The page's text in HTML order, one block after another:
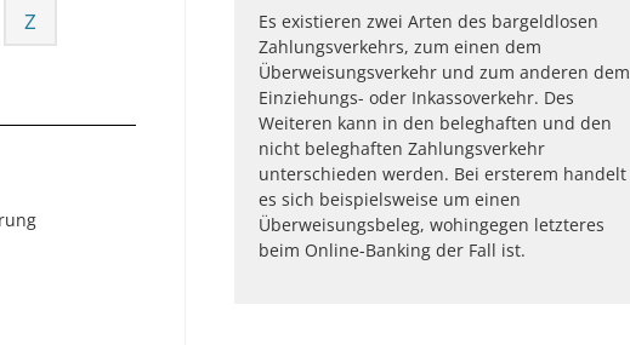
Z
Es existieren zwei Arten des bargeldlosen
Zahlungsverkehrs, zum einen dem
Überweisungsverkehr und zum anderen dem
Einziehungs- oder Inkassoverkehr. Des
Weiteren kann in den beleghaften und den
nicht beleghaften Zahlungsverkehr
unterschieden werden. Bei ersterem handelt
es sich beispielsweise um einen
Überweisungsbeleg, wohingegen letzteres
beim Online-Banking der Fall ist.